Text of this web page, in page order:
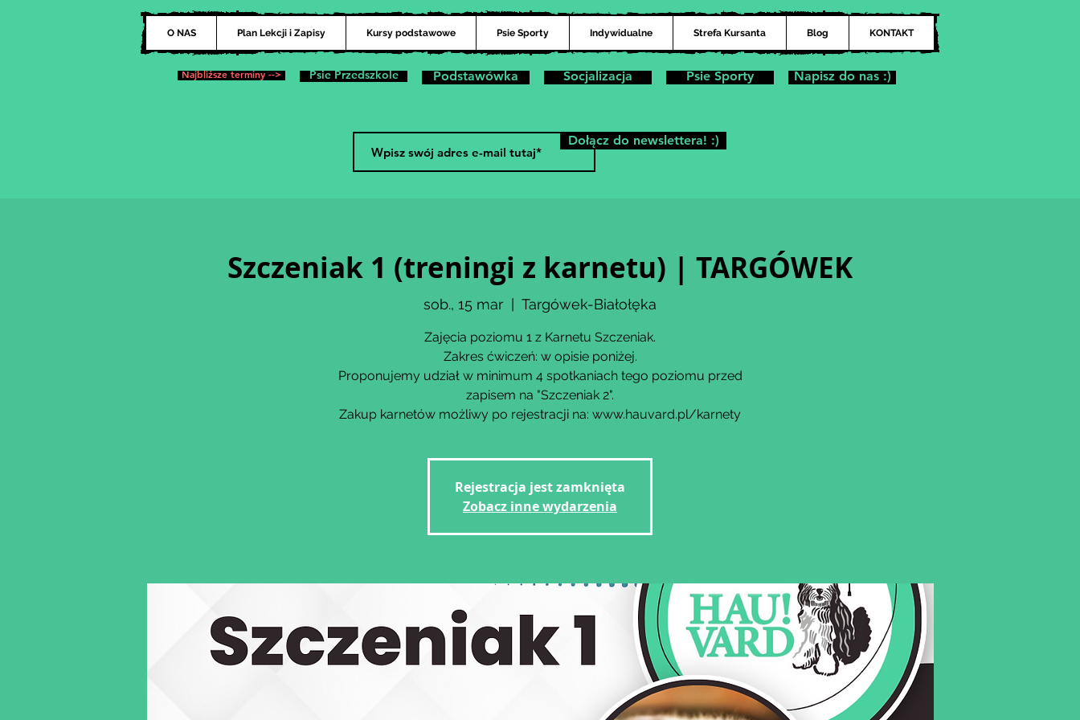
O NAS Plan Lekcji i Zapisy Kursy podstawowe Psie Sporty Indywidualne Strefa Kursanta Blog KONTAKT
Najbliższe terminy --> Psie Przedszkole Podstawówka Socjalizacja Psie Sporty Napisz do nas :)
Szczeniak 1 (treningi z karnetu) | TARGÓWEK
sob., 15 mar Targówek-Białołęka
Zajęcia poziomu 1 z Karnetu Szczeniak.
Zakres ćwiczeń: w opisie poniżej.
Proponujemy udział w minimum 4 spotkaniach tego poziomu przed
zapisem na "Szczeniak 2".
Zakup karnetów możliwy po rejestracji na: www.hauvard.pl/karnety
Rejestracja jest zamknięta
Zobacz inne wydarzenia
Dołącz do newslettera! :)